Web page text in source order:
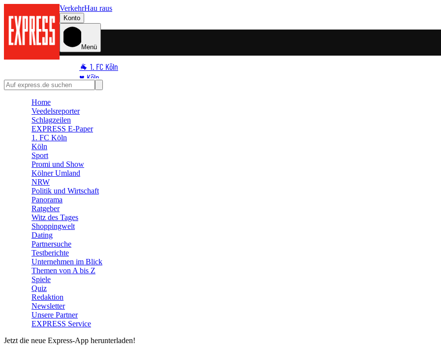
VerkehrHau raus
Konto
Menü
🐐 1. FC Köln
♥️ Köln
⭐ Promi
🛒 Shoppingwelt
🧩 Spiele
Home
Veedelsreporter
Schlagzeilen
EXPRESS E-Paper
1. FC Köln
Köln
Sport
Promi und Show
Kölner Umland
NRW
Politik und Wirtschaft
Panorama
Ratgeber
Witz des Tages
Shoppingwelt
Dating
Partnersuche
Testberichte
Unternehmen im Blick
Themen von A bis Z
Spiele
Quiz
Redaktion
Newsletter
Unsere Partner
EXPRESS Service
Jetzt die neue Express-App herunterladen!